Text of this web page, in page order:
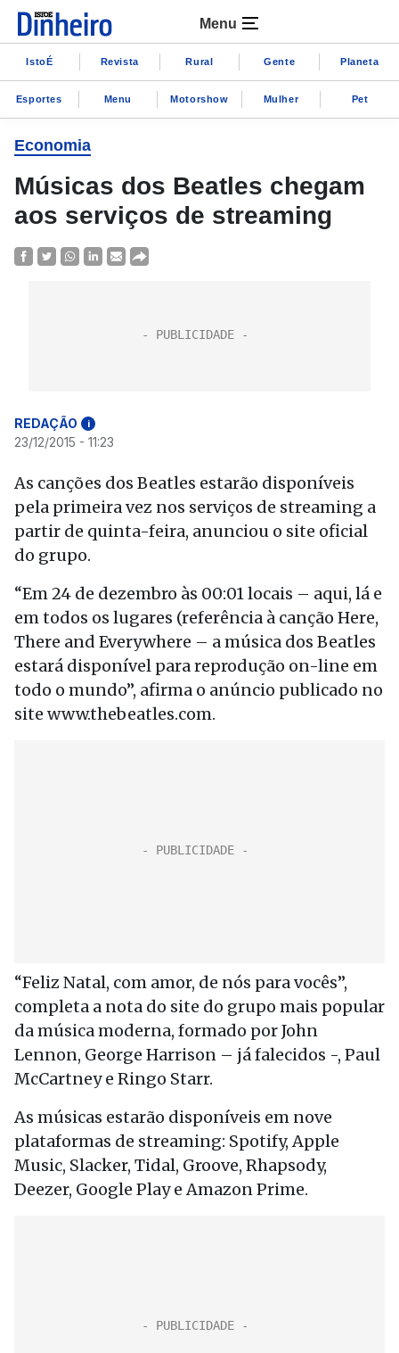
Menu
IstoÉ Revista Rural Gente Planeta
Esportes Menu Motorshow Mulher Pet
Economia
Músicas dos Beatles chegam
aos serviços de streaming
REDAÇÃO i
23/12/2015 - 11:23
As canções dos Beatles estarão disponíveis
pela primeira vez nos serviços de streaming a
partir de quinta-feira, anunciou o site oficial
do grupo.
“Em 24 de dezembro às 00:01 locais – aqui, lá e
em todos os lugares (referência à canção Here,
There and Everywhere – a música dos Beatles
estará disponível para reprodução on-line em
todo o mundo”, afirma o anúncio publicado no
site www.thebeatles.com.
“Feliz Natal, com amor, de nós para vocês”,
completa a nota do site do grupo mais popular
da música moderna, formado por John
Lennon, George Harrison – já falecidos -, Paul
McCartney e Ringo Starr.
As músicas estarão disponíveis em nove
plataformas de streaming: Spotify, Apple
Music, Slacker, Tidal, Groove, Rhapsody,
Deezer, Google Play e Amazon Prime.